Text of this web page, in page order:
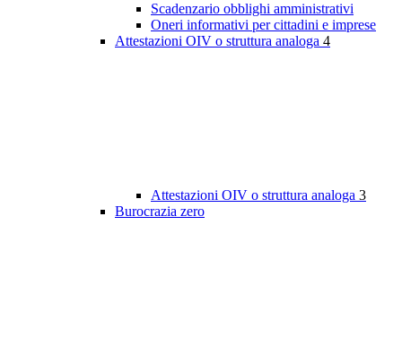
Scadenzario obblighi amministrativi
Oneri informativi per cittadini e imprese
Attestazioni OIV o struttura analoga 4
Attestazioni OIV o struttura analoga 3
Burocrazia zero